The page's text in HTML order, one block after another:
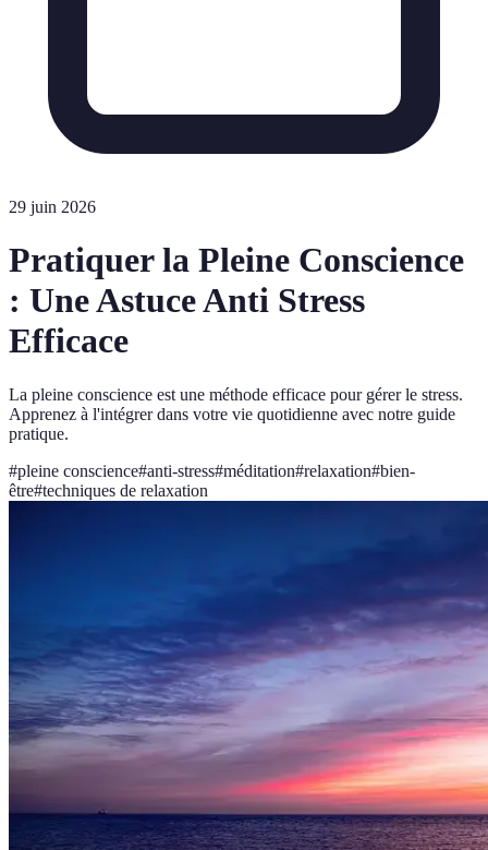
29 juin 2026
Pratiquer la Pleine Conscience
: Une Astuce Anti Stress
Efficace
La pleine conscience est une méthode efficace pour gérer le stress.
Apprenez à l'intégrer dans votre vie quotidienne avec notre guide
pratique.
#pleine conscience#anti-stress#méditation#relaxation#bien-
être#techniques de relaxation